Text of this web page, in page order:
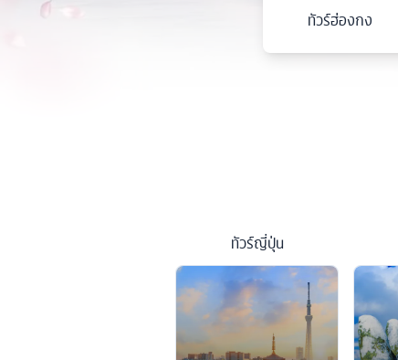
ทัวร์ฮ่องกง
ทัวร์ญี่ปุ่น